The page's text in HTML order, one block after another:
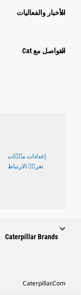
الأخبار والفعاليات
التواصل مع Cat
إعدادات ملٝات
تعريٝ الارتباط
Caterpillar Brands
Caterpillar.com